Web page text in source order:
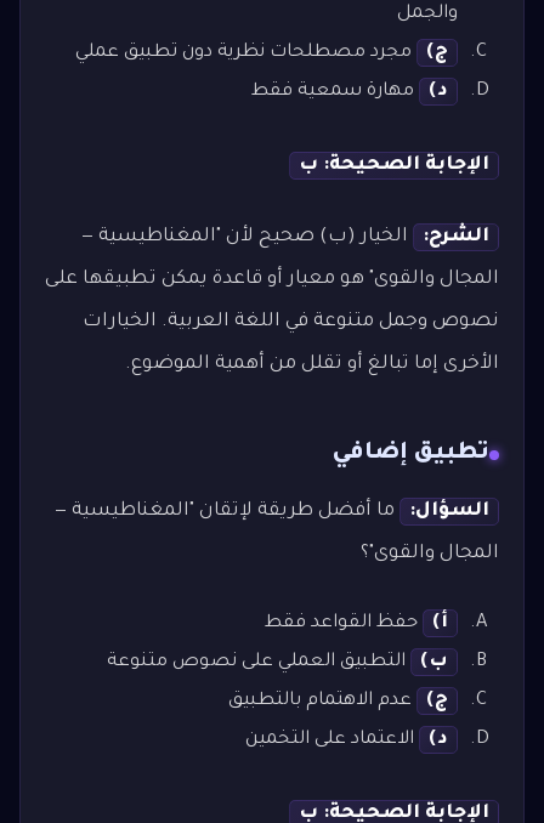
والجمل
ج)
مجرد مصطلحات نظرية دون تطبيق عملي
د)
مهارة سمعية فقط
الإجابة الصحيحة: ب
الشرح: الخيار (ب) صحيح لأن "المغناطيسية —
المجال والقوى" هو معيار أو قاعدة يمكن تطبيقها على
نصوص وجمل متنوعة في اللغة العربية. الخيارات
الأخرى إما تبالغ أو تقلل من أهمية الموضوع.
تطبيق إضافي
السؤال: ما أفضل طريقة لإتقان "المغناطيسية —
المجال والقوى"؟
أ)
حفظ القواعد فقط
ب)
التطبيق العملي على نصوص متنوعة
ج)
عدم الاهتمام بالتطبيق
د)
الاعتماد على التخمين
الإجابة الصحيحة: ب